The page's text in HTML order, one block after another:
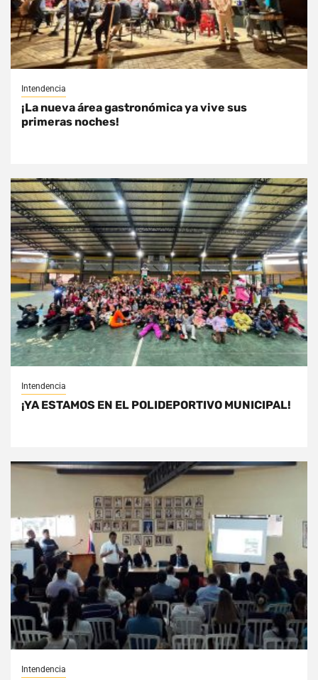
Intendencia
¡La nueva área gastronómica ya vive sus
primeras noches!
Intendencia
¡YA ESTAMOS EN EL POLIDEPORTIVO MUNICIPAL!
Intendencia